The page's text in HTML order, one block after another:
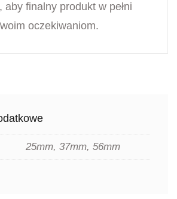
aby finalny produkt w pełni
oczekiwaniom.
25mm, 37mm, 56mm